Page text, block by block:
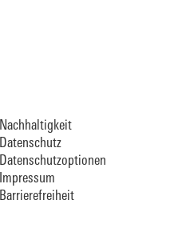
Nachhaltigkeit
Datenschutz
Datenschutzoptionen
Impressum
Barrierefreiheit